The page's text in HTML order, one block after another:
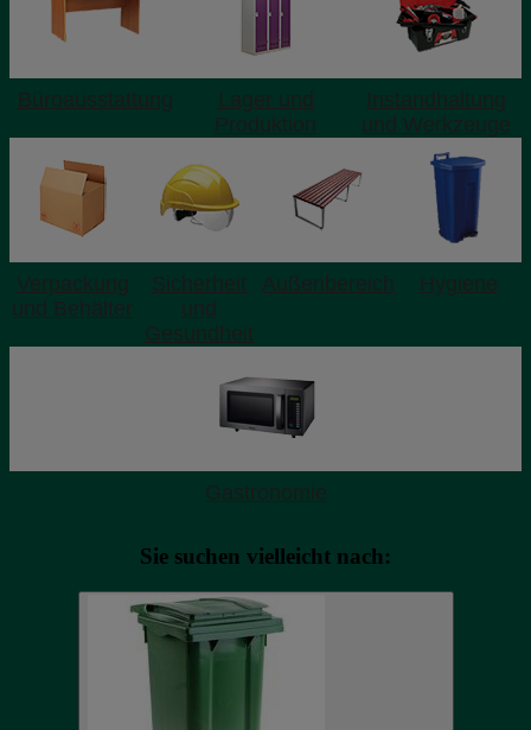
Büroausstattung
Lager und
Produktion
Instandhaltung
und Werkzeuge
Verpackung
und Behälter
Sicherheit
und
Gesundheit
Außenbereich Hygiene
Gastronomie
Sie suchen vielleicht nach: